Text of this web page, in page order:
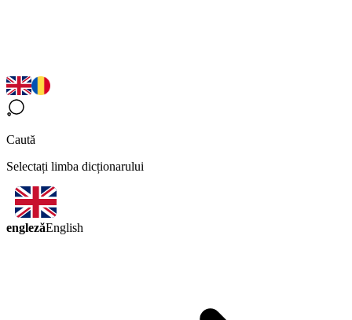
Caută
Selectați limba dicționarului
englezăEnglish